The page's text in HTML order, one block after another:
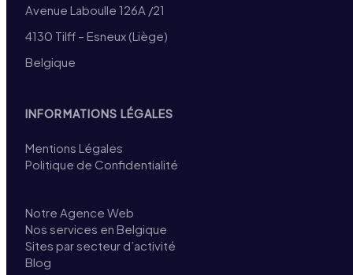
Avenue Laboulle 126A /21
4130 Tilff – Esneux (Liège)
Belgique
INFORMATIONS LÉGALES
Mentions Légales
Politique de Confidentialité
Notre Agence Web
Nos services en Belgique
Sites par secteur d’activité
Blog